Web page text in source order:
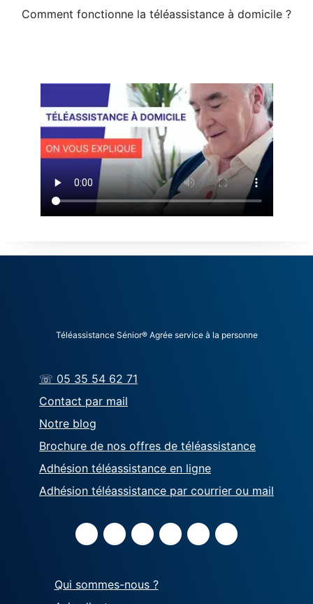
Comment fonctionne la téléassistance à domicile ?
Téléassistance Sénior® Agrée service à la personne
☏ 05 35 54 62 71
Contact par mail
Notre blog
Brochure de nos offres de téléassistance
Adhésion téléassistance en ligne
Adhésion téléassistance par courrier ou mail
Qui sommes-nous ?